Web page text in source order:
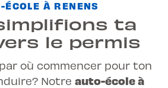
ÉCOLE À RENENS
ta
le permis
où commencer pour ton
Notre auto-école à